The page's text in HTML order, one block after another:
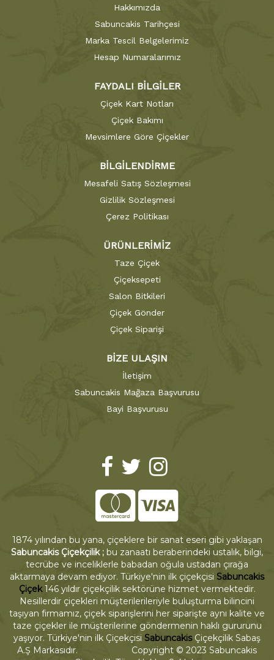
Hakkımızda
Sabuncakis Tarihçesi
Marka Tescil Belgelerimiz
Hesap Numaralarımız
FAYDALI BİLGİLER
Çiçek Kart Notları
Çiçek Bakımı
Mevsimlere Göre Çiçekler
BİLGİLENDİRME
Mesafeli Satış Sözleşmesi
Gizlilik Sözleşmesi
Çerez Politikası
ÜRÜNLERİMİZ
Taze Çiçek
Çiçeksepeti
Salon Bitkileri
Çiçek Gönder
Çiçek Siparişi
BİZE ULAŞIN
İletişim
Sabuncakis Mağaza Başvurusu
Bayi Başvurusu
1874 yılından bu yana, çiçeklere bir sanat eseri gibi yaklaşan
Sabuncakis Çiçekçilik ; bu zanaatı beraberindeki ustalık, bilgi,
tecrübe ve inceliklerle babadan oğula ustadan çırağa
aktarmaya devam ediyor. Türkiye'nin ilk çiçekçisi Sabuncakis
Çiçek146 yıldır çiçekçilik sektörüne hizmet vermektedir.
Nesillerdir çiçekleri müşterilerileriyle buluşturma bilincini
taşıyan firmamız, çiçek siparişlerini her siparişte aynı kalite ve
taze çiçekler ile müşterilerine göndermenin haklı gururunu
yaşıyor. Türkiye'nin ilk Çiçekçisi SabuncakisÇiçekçilik Sabaş
A.Ş Markasıdır. Copyright © 2023 Sabuncakis